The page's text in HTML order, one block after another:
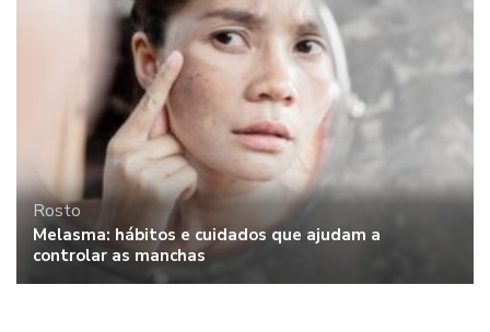
Rosto
Melasma: hábitos e cuidados que ajudam a
controlar as manchas